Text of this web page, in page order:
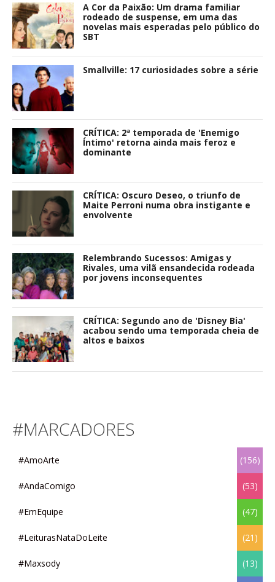
A Cor da Paixão: Um drama familiar
rodeado de suspense, em uma das
novelas mais esperadas pelo público do
SBT
Smallville: 17 curiosidades sobre a série
CRÍTICA: 2ª temporada de 'Enemigo
Íntimo' retorna ainda mais feroz e
dominante
CRÍTICA: Oscuro Deseo, o triunfo de
Maite Perroni numa obra instigante e
envolvente
Relembrando Sucessos: Amigas y
Rivales, uma vilã ensandecida rodeada
por jovens inconsequentes
CRÍTICA: Segundo ano de 'Disney Bia'
acabou sendo uma temporada cheia de
altos e baixos
#MARCADORES
#AmoArte (156)
#AndaComigo (53)
#EmEquipe (47)
#LeiturasNataDoLeite (21)
#Maxsody (13)